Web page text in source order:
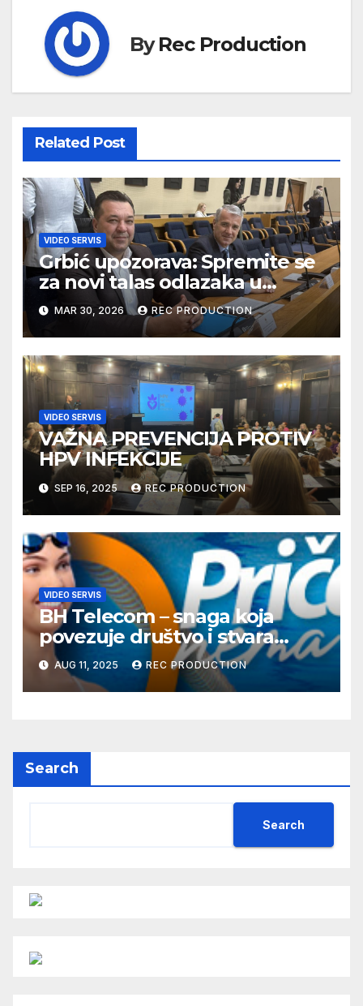
ByRec Production
Related Post
VIDEO SERVIS
Grbić upozorava: Spremite se
za novi talas odlazaka u
Njemačku
MAR 30, 2026 REC PRODUCTION
VIDEO SERVIS
VAŽNA PREVENCIJA PROTIV
HPV INFEKCIJE
SEP 16, 2025 REC PRODUCTION
VIDEO SERVIS
BH Telecom – snaga koja
povezuje društvo i stvara
dobre priče
AUG 11, 2025 REC PRODUCTION
Search
Search